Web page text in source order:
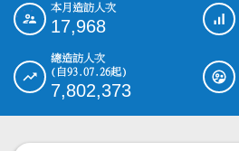
::: 本月造訪人次
17,968
總造訪人次
(自93.07.26起)
7,802,373